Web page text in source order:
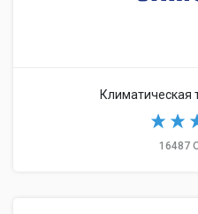
Климатическая
16487